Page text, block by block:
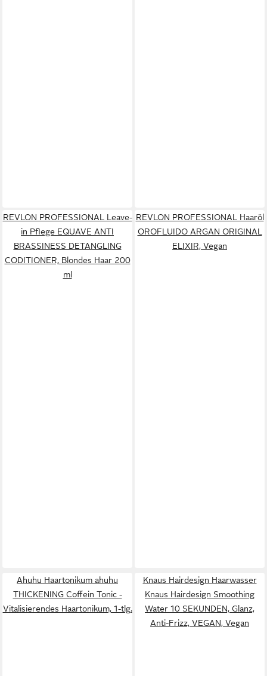
REVLON PROFESSIONAL Leave-
in Pflege EQUAVE ANTI
BRASSINESS DETANGLING
CODITIONER, Blondes Haar 200
ml
REVLON PROFESSIONAL Haaröl
OROFLUIDO ARGAN ORIGINAL
ELIXIR, Vegan
Ahuhu Haartonikum ahuhu
THICKENING Coffein Tonic -
Vitalisierendes Haartonikum, 1-tlg.
Knaus Hairdesign Haarwasser
Knaus Hairdesign Smoothing
Water 10 SEKUNDEN, Glanz,
Anti-Frizz, VEGAN, Vegan